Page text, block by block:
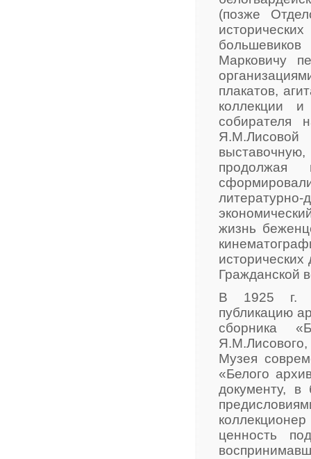
(позже
Марковичу
плакатов,
коллекции
собирателя
Я.М.Лисовой
продолжая
жизнь
Гражданской
В 1925 г.
публикацию
сборника
Я.М.Лисового,
Музея
«Белого
документу, в
ценность